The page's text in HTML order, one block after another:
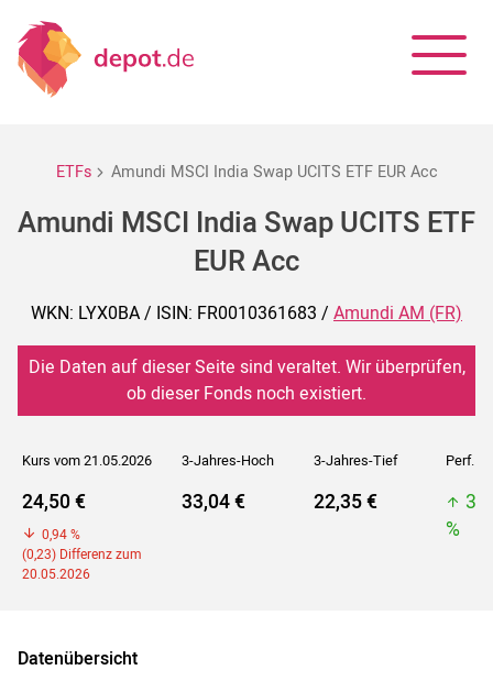
ETFs Amundi MSCI India Swap UCITS ETF EUR Acc
Amundi MSCI India Swap UCITS ETF
EUR Acc
WKN: LYX0BA / ISIN: FR0010361683 / Amundi AM (FR)
Die Daten auf dieser Seite sind veraltet. Wir überprüfen,
ob dieser Fonds noch existiert.
Kurs vom 21.05.2026 3-Jahres-Hoch 3-Jahres-Tief Perf. 5J
24,50 €
0,94 %
(0,23) Differenz zum
20.05.2026
33,04 € 22,35 €
%
Datenübersicht